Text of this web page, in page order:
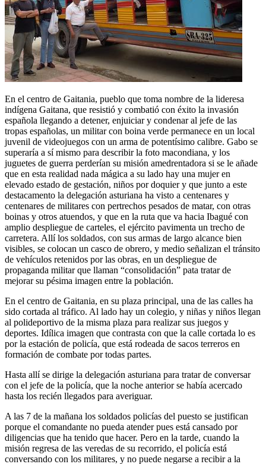
En el centro de Gaitania, pueblo que toma nombre de la lideresa
indígena Gaitana, que resistió y combatió con éxito la invasión
española llegando a detener, enjuiciar y condenar al jefe de las
tropas españolas, un militar con boina verde permanece en un local
juvenil de videojuegos con un arma de potentísimo calibre. Gabo se
superaría a sí mismo para describir la foto macondiana, y los
juguetes de guerra perderían su misión amedrentadora si se le añade
que en esta realidad nada mágica a su lado hay una mujer en
elevado estado de gestación, niños por doquier y que junto a este
destacamento la delegación asturiana ha visto a centenares y
centenares de militares con pertrechos pesados de matar, con otras
boinas y otros atuendos, y que en la ruta que va hacia Ibagué con
amplio despliegue de carteles, el ejército pavimenta un trecho de
carretera. Allí los soldados, con sus armas de largo alcance bien
visibles, se colocan un casco de obrero, y medio señalizan el tránsito
de vehículos retenidos por las obras, en un despliegue de
propaganda militar que llaman “consolidación” pata tratar de
mejorar su pésima imagen entre la población.
En el centro de Gaitania, en su plaza principal, una de las calles ha
sido cortada al tráfico. Al lado hay un colegio, y niñas y niños llegan
al polideportivo de la misma plaza para realizar sus juegos y
deportes. Idílica imagen que contrasta con que la calle cortada lo es
por la estación de policía, que está rodeada de sacos terreros en
formación de combate por todas partes.
Hasta allí se dirige la delegación asturiana para tratar de conversar
con el jefe de la policía, que la noche anterior se había acercado
hasta los recién llegados para averiguar.
A las 7 de la mañana los soldados policías del puesto se justifican
porque el comandante no pueda atender pues está cansado por
diligencias que ha tenido que hacer. Pero en la tarde, cuando la
misión regresa de las veredas de su recorrido, el policía está
conversando con los militares, y no puede negarse a recibir a la